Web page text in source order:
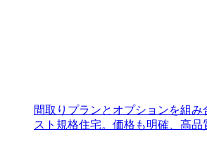
間取りプランとオプションを組み
スト規格住宅。価格も明確、高品